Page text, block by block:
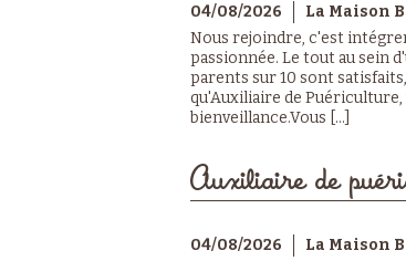
04/08/2026 La Maison
Nous rejoindre, c'est
passionnée. Le tout au sein
parents sur 10 sont
qu'Auxiliaire de
bienveillance.Vous [...]
Auxiliaire de
04/08/2026 La Maison